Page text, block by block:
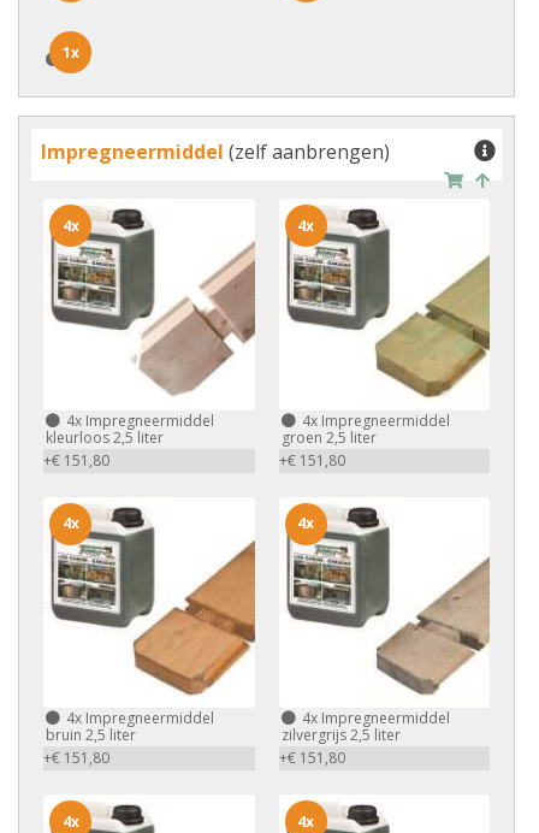
1x
1x
Impregneermiddel (zelf aanbrengen)
4x Impregneermiddel
kleurloos 2,5 liter
+€ 151,80
4x
4xImpregneermiddel
groen 2,5 liter
+€ 151,80
4x
4x Impregneermiddel
bruin 2,5 liter
+€ 151,80
4x
4xImpregneermiddel
zilvergrijs 2,5 liter
+€ 151,80
4x
4x 4x